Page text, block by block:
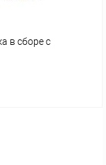
в сборе с